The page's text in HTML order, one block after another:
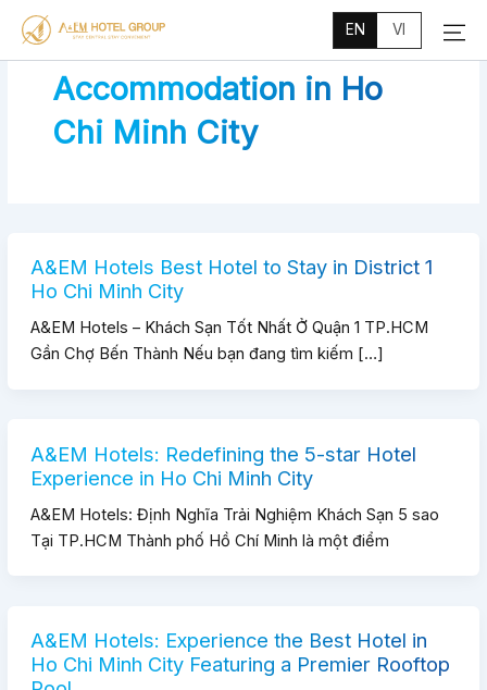
content
EN VI Menu
Accommodation in Ho
Chi Minh City
A&EM Hotels Best Hotel to Stay in District 1
Ho Chi Minh City
A&EM Hotels – Khách Sạn Tốt Nhất Ở Quận 1 TP.HCM
Gần Chợ Bến Thành Nếu bạn đang tìm kiếm […]
A&EM Hotels: Redefining the 5-star Hotel
Experience in Ho Chi Minh City
A&EM Hotels: Định Nghĩa Trải Nghiệm Khách Sạn 5 sao
Tại TP.HCM Thành phố Hồ Chí Minh là một điểm
A&EM Hotels: Experience the Best Hotel in
Ho Chi Minh City Featuring a Premier Rooftop